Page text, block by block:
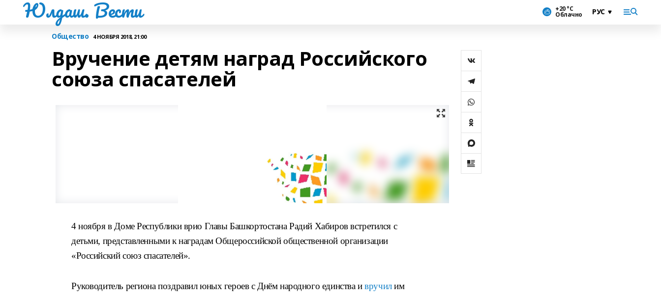
Юлдаш. Вести +20 °С
Облачно
Общество 4 НОЯБРЯ 2018, 21:00
Вручение детям наград Российского
союза спасателей
4 ноября в Доме Республики врио Главы Башкортостана Радий Хабиров встретился с
детьми, представленными к наградам Общероссийской общественной организации
«Российский союз спасателей».
Руководитель региона поздравил юных героев с Днём народного единства ивручилим